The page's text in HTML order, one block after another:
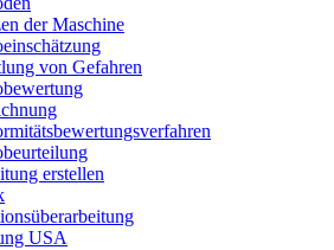
der Maschine
von Gefahren
erstellen
USA